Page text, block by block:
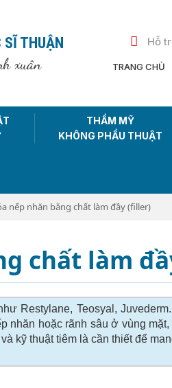
THUẬN
xuân
Hỗ
TRANG CHỦ
THẨM MỸ
KHÔNG PHẨU THUẬT
nếp nhăn bằng chất làm đầy (filler)
chất làm
Restylane, Teosyal,
nhăn hoặc rãnh sâu ở vùng
kỹ thuật tiêm là cần thiết để